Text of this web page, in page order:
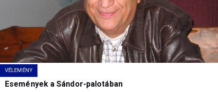
VÉLEMÉNY
Események a Sándor-palotában